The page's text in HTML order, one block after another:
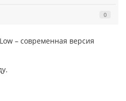
0
– современная версия